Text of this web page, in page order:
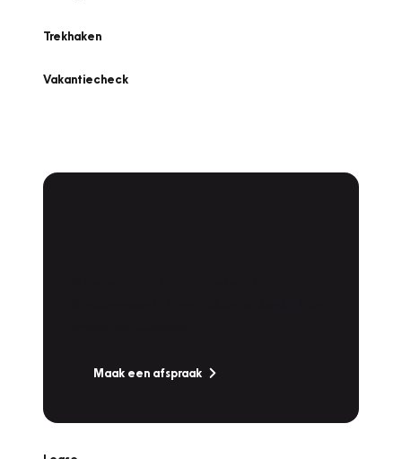
Trekhaken
Vakantiecheck
Maak een afspraak